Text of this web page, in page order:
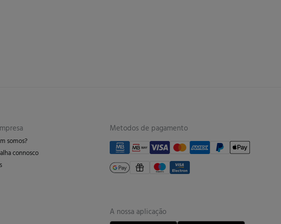
somos?
connosco
Metodos de pagamento
A nossa aplicação